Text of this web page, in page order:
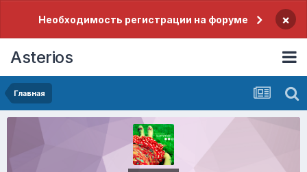
Необходимость регистрации на форуме ×
Asterios
Главная